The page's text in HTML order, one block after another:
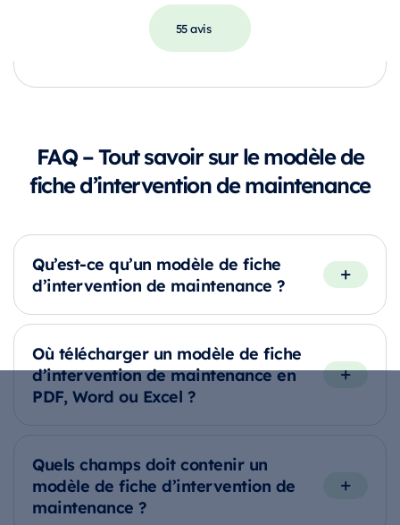
55 avis
FAQ – Tout savoir sur le modèle de
fiche d’intervention de maintenance
Qu’est-ce qu’un modèle de fiche
d’intervention de maintenance ?
Où télécharger un modèle de fiche
d’intervention de maintenance en
PDF, Word ou Excel ?
Quels champs doit contenir un
modèle de fiche d’intervention de
maintenance ?